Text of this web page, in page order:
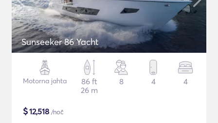
Sunseeker 86 Yacht
Motorna jahta
86 ft
26 m
8 4 4
$12,518 /noč